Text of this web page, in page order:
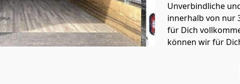
Unverbindliche
innerhalb von nur
für Dich
können wir für